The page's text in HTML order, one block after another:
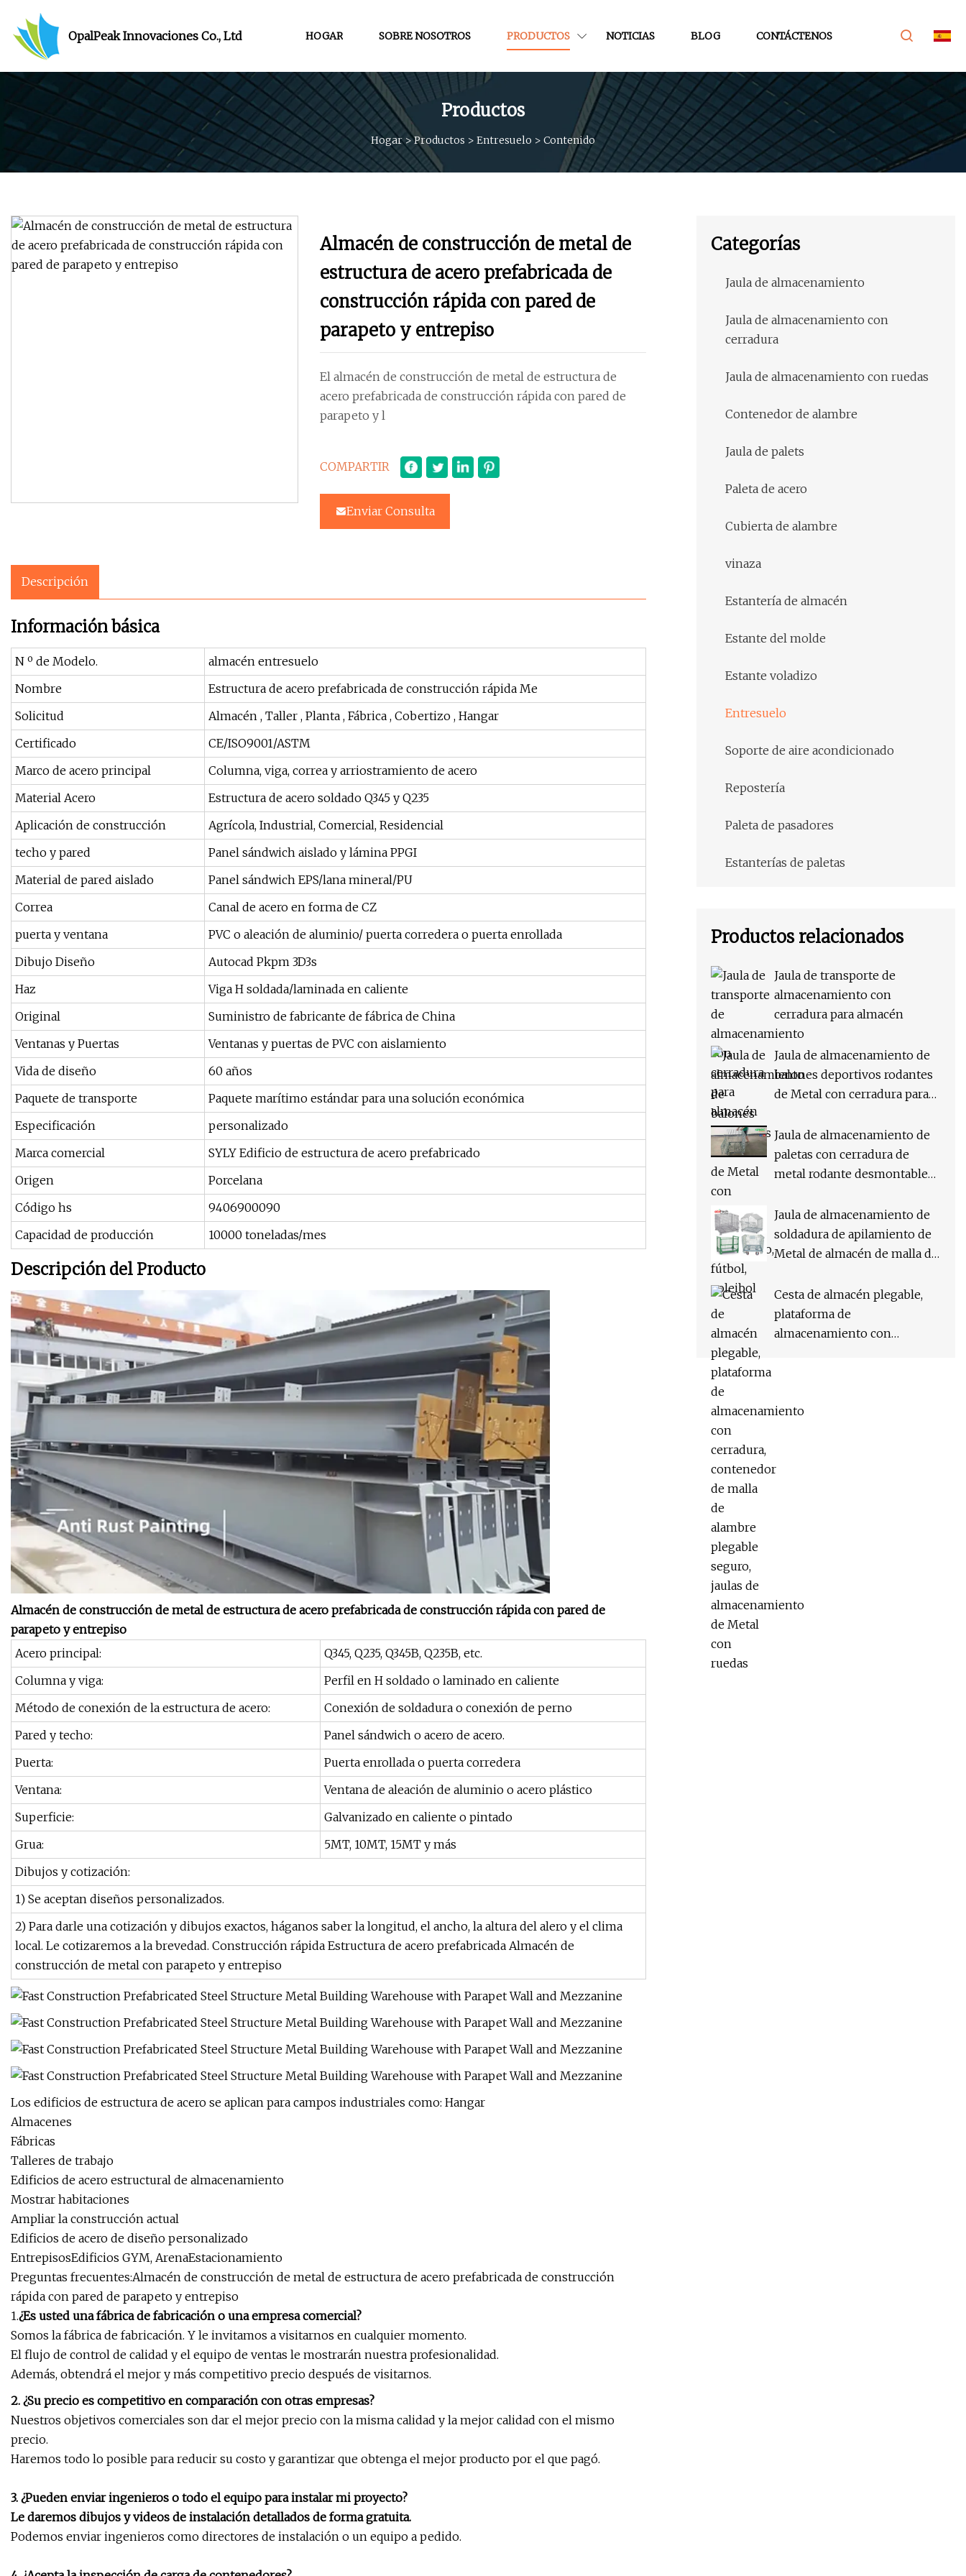
OpalPeak Innovaciones Co., Ltd HOGAR SOBRE NOSOTROS PRODUCTOS NOTICIAS BLOG CONTÁCTENOS
Productos
Hogar>Productos > Entresuelo > Contenido
Almacén de construcción de metal de
estructura de acero prefabricada de
construcción rápida con pared de
parapeto y entrepiso
El almacén de construcción de metal de estructura de
acero prefabricada de construcción rápida con pared de
parapeto y l
COMPARTIR
Enviar Consulta
Descripción
Información básica
N º de Modelo.
almacén entresuelo
Nombre
Estructura de acero prefabricada de construcción rápida Me
Solicitud
Almacén , Taller , Planta , Fábrica , Cobertizo , Hangar
Certificado
CE/ISO9001/ASTM
Marco de acero principal
Columna, viga, correa y arriostramiento de acero
Material Acero
Estructura de acero soldado Q345 y Q235
Aplicación de construcción
Agrícola, Industrial, Comercial, Residencial
techo y pared
Panel sándwich aislado y lámina PPGI
Material de pared aislado
Panel sándwich EPS/lana mineral/PU
Correa
Canal de acero en forma de CZ
puerta y ventana
PVC o aleación de aluminio/ puerta corredera o puerta enrollada
Dibujo Diseño
Autocad Pkpm 3D3s
Haz
Viga H soldada/laminada en caliente
Original
Suministro de fabricante de fábrica de China
Ventanas y Puertas
Ventanas y puertas de PVC con aislamiento
Vida de diseño
60 años
Paquete de transporte
Paquete marítimo estándar para una solución económica
Especificación
personalizado
Marca comercial
SYLY Edificio de estructura de acero prefabricado
Origen
Porcelana
Código hs
9406900090
Capacidad de producción
10000 toneladas/mes
Descripción del Producto
Almacén de construcción de metal de estructura de acero prefabricada de construcción rápida con pared de
parapeto y entrepiso
Acero principal:
Q345, Q235, Q345B, Q235B, etc.
Columna y viga:
Perfil en H soldado o laminado en caliente
Método de conexión de la estructura de acero:
Conexión de soldadura o conexión de perno
Pared y techo:
Panel sándwich o acero de acero.
Puerta:
Puerta enrollada o puerta corredera
Ventana:
Ventana de aleación de aluminio o acero plástico
Superficie:
Galvanizado en caliente o pintado
Grua:
5MT, 10MT, 15MT y más
Dibujos y cotización:
1) Se aceptan diseños personalizados.
2) Para darle una cotización y dibujos exactos, háganos saber la longitud, el ancho, la altura del alero y el clima
local. Le cotizaremos a la brevedad. Construcción rápida Estructura de acero prefabricada Almacén de
construcción de metal con parapeto y entrepiso
Los edificios de estructura de acero se aplican para campos industriales como: Hangar
Almacenes
Fábricas
Talleres de trabajo
Edificios de acero estructural de almacenamiento
Mostrar habitaciones
Ampliar la construcción actual
Edificios de acero de diseño personalizado
EntrepisosEdificios GYM, ArenaEstacionamiento
Preguntas frecuentes:Almacén de construcción de metal de estructura de acero prefabricada de construcción
rápida con pared de parapeto y entrepiso
1.¿Es usted una fábrica de fabricación o una empresa comercial?
Somos la fábrica de fabricación. Y le invitamos a visitarnos en cualquier momento.
El flujo de control de calidad y el equipo de ventas le mostrarán nuestra profesionalidad.
Además, obtendrá el mejor y más competitivo precio después de visitarnos.
2. ¿Su precio es competitivo en comparación con otras empresas?
Nuestros objetivos comerciales son dar el mejor precio con la misma calidad y la mejor calidad con el mismo
precio.
Haremos todo lo posible para reducir su costo y garantizar que obtenga el mejor producto por el que pagó.
3. ¿Pueden enviar ingenieros o todo el equipo para instalar mi proyecto?
Le daremos dibujos y videos de instalación detallados de forma gratuita.
Podemos enviar ingenieros como directores de instalación o un equipo a pedido.
Categorías
Jaula de almacenamiento
Jaula de almacenamiento con
cerradura
Jaula de almacenamiento con ruedas
Contenedor de alambre
Jaula de palets
Paleta de acero
Cubierta de alambre
vinaza
Estantería de almacén
Estante del molde
Estante voladizo
Entresuelo
Soporte de aire acondicionado
Repostería
Paleta de pasadores
Estanterías de paletas
Productos relacionados
Jaula de transporte de
almacenamiento con
cerradura para almacén
Jaula de almacenamiento de
balones deportivos rodantes
de Metal con cerradura para
Jaula de almacenamiento de
paletas con cerradura de
metal rodante desmontable
Jaula de almacenamiento de
soldadura de apilamiento de
Metal de almacén de malla de
de manipulación de
materiales con ruedas
Cesta de almacén plegable,
plataforma de
almacenamiento con
almacenamiento de Metal